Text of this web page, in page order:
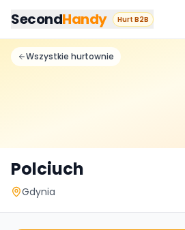
SecondHandy Hurt B2B
Wszystkie hurtownie
Polciuch
Gdynia